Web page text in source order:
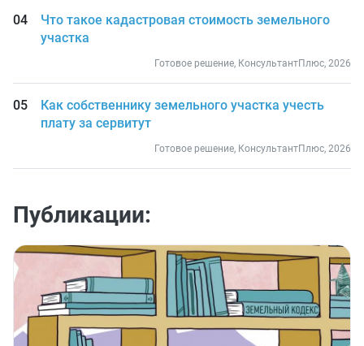
Что такое кадастровая стоимость земельного
участка
Готовое решение, КонсультантПлюс, 2026
Как собственнику земельного участка учесть
плату за сервитут
Готовое решение, КонсультантПлюс, 2026
Публикации: